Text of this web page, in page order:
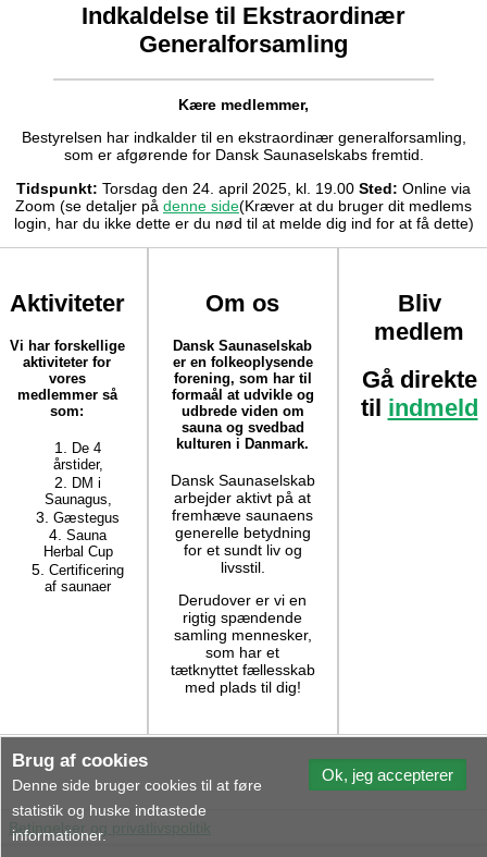
Indkaldelse til Ekstraordinær
Generalforsamling
Kære medlemmer,
Bestyrelsen har indkalder til en ekstraordinær generalforsamling,
som er afgørende for Dansk Saunaselskabs fremtid.
Tidspunkt: Torsdag den 24. april 2025, kl. 19.00 Sted: Online via
Zoom (se detaljer på denne side(Kræver at du bruger dit medlems
login, har du ikke dette er du nød til at melde dig ind for at få dette)
Aktiviteter
Vi har forskellige
aktiviteter for
vores
medlemmer så
som:
De 4
årstider,
DM i
Saunagus,
Gæstegus
Sauna
Herbal Cup
Certificering
af saunaer
Om os
Dansk Saunaselskab
er en folkeoplysende
forening, som har til
formaål at udvikle og
udbrede viden om
sauna og svedbad
kulturen i Danmark.
Dansk Saunaselskab
arbejder aktivt på at
fremhæve saunaens
generelle betydning
for et sundt liv og
livsstil.
Derudover er vi en
rigtig spændende
samling mennesker,
som har et
tætknyttet fællesskab
med plads til dig!
Bliv
medlem
Gå direkte
til indmeld
Betingelser og privatlivspolitik
Brug af cookies
Denne side bruger cookies til at føre
statistik og huske indtastede
informationer.